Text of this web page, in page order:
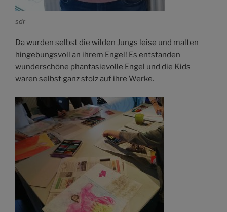
sdr
Da wurden selbst die wilden Jungs leise und malten
hingebungsvoll an ihrem Engel! Es entstanden
wunderschöne phantasievolle Engel und die Kids
waren selbst ganz stolz auf ihre Werke.